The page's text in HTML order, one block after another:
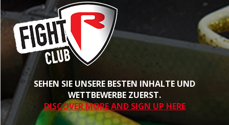
SEHEN SIE UNSERE BESTEN INHALTE UND
WETTBEWERBE ZUERST.
DISCOVER MORE AND SIGN UP HERE